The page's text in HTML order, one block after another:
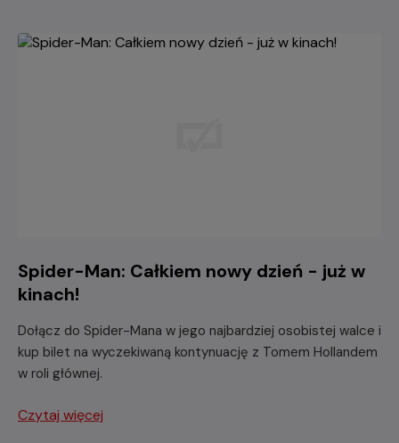
Spider-Man: Całkiem nowy dzień - już w
kinach!
Dołącz do Spider-Mana w jego najbardziej osobistej walce i
kup bilet na wyczekiwaną kontynuację z Tomem Hollandem
w roli głównej.
Czytaj więcej